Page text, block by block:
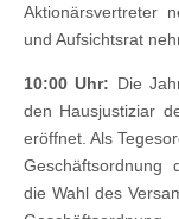
Aktionärsvertreter
und Aufsichtsrat
10:00 Uhr: Die
den Hausjustiziar
eröffnet. Als
Geschäftsordnung
die Wahl des